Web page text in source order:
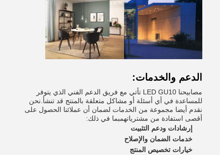
الدعم والخدمات:
مصابيحنا LED GU10 تأتي مع فريق الدعم الفني الذي يتوفر
للمساعدة في أي أسئلة أو مشاكل متعلقة بالمنتج قد تنشأ.نحن
نقدم أيضا مجموعة من الخدمات لضمان أن عملائنا الحصول على
أقصى استفادة من مشترياتهمبما في ذلك:
إرشادات ودعم التثبيت
خدمات الضمان والإصلاح
خيارات تخصيص المنتج